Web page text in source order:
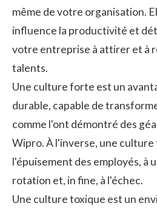
même de votre organisation.
influence la productivité et
votre entreprise à attirer et à
talents.
Une culture forte est un
durable, capable de
comme l'ont démontré des
Wipro. À l'inverse, une
l'épuisement des employés, à
rotation et, in fine, à l'échec.
Une culture toxique est un